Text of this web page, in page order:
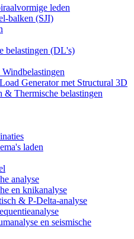
leden
balken (SJI)
belastingen (DL's)
Generator met Structural 3D
& Thermische belastingen
laden
analyse
en knikanalyse
& P-Delta-analyse
en seismische